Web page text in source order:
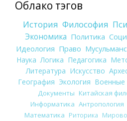
Облако тэгов
История Философия
Экономика Политика
Идеология Право
Наука Логика Педагогика
Литература Искусство
География Экология Военные
Документы Китайская
Информатика Антропология
Математика Риторика